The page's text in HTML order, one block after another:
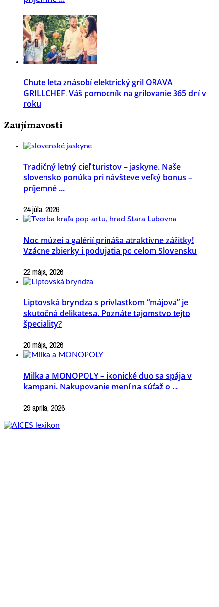
Chute leta znásobí elektrický gril ORAVA
GRILLCHEF. Váš pomocník na grilovanie 365 dní v
roku
Zaujímavosti
Tradičný letný cieľ turistov – jaskyne. Naše
slovensko ponúka pri návšteve veľký bonus –
príjemné ...
24 júla, 2026
Noc múzeí a galérií prináša atraktívne zážitky!
Vzácne zbierky i podujatia po celom Slovensku
22 mája, 2026
Liptovská bryndza s prívlastkom “májová” je
skutočná delikatesa. Poznáte tajomstvo tejto
špeciality?
20 mája, 2026
Milka a MONOPOLY – ikonické duo sa spája v
kampani. Nakupovanie mení na súťaž o ...
29 apríla, 2026